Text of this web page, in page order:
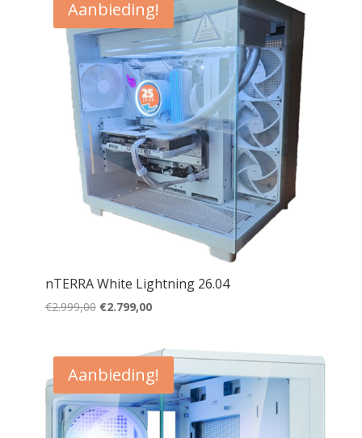
Aanbieding!
nTERRA White Lightning 26.04
€2.999,00 Oorspronkelijke
€2.799,00Huidige
€2.799,00.
Aanbieding!